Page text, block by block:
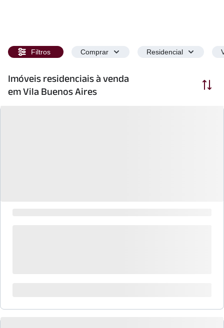
Filtros Comprar Residencial
Imóveis residenciais à venda
em Vila Buenos Aires
Ordenar